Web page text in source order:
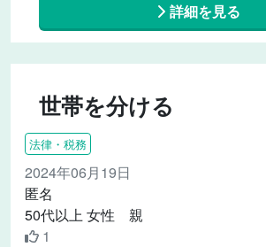
詳細を見る
世帯を分ける
法律・税務
2024年06月19日
匿名
50代以上 女性 親
1